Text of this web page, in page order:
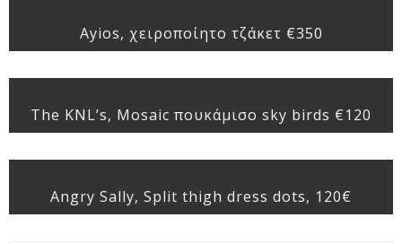
Ayios, χειροποίητο τζάκετ €350
The KNL’s, Mosaic πουκάμισο sky birds €120
Angry Sally, Split thigh dress dots, 120€